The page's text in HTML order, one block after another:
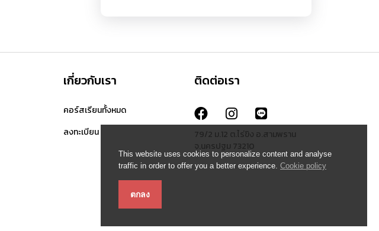
This website uses cookies to personalize content and analyse
traffic in order to offer you a better experience. Cookie policy
ตกลง
เกี่ยวกับเรา
คอร์สเรียนทั้งหมด
ลงทะเบียน
ติดต่อเรา
79/2 ม.12 ต.ไร่ขิง อ.สามพราน
จ.นครปฐม 73210